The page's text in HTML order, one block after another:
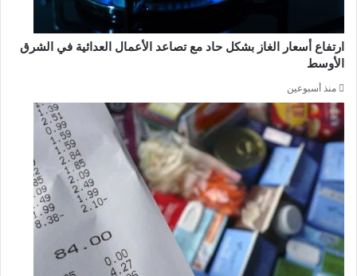
ارتفاع أسعار الغاز بشكل حاد مع تصاعد الأعمال العدائية في الشرق
الأوسط
منذ أسبوعين